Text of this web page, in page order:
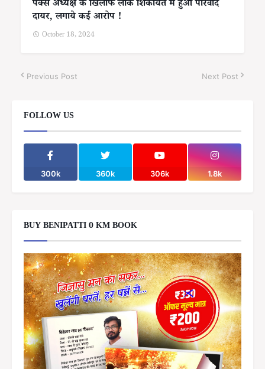
पैक्स अध्यक्ष के खिलाफ लोक शिकायत में हुआ परिवाद
दायर, लगाये कई आरोप !
October 18, 2024
Previous Post Next Post
FOLLOW US
300k 360k 306k 1.8k
BUY BENIPATTI 0 KM BOOK